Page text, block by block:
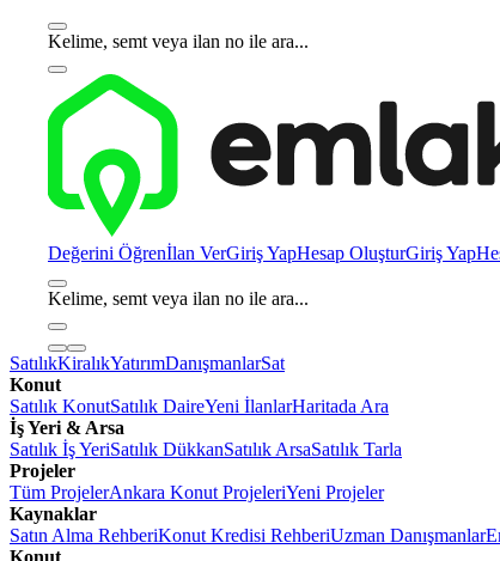
Kelime, semt veya ilan no ile ara...
Değerini Öğrenİlan VerGiriş YapHesap OluşturGiriş Yap
Kelime, semt veya ilan no ile ara...
SatılıkKiralıkYatırımDanışmanlarSat
Konut
Satılık KonutSatılık DaireYeni İlanlarHaritada Ara
İş Yeri & Arsa
Satılık İş YeriSatılık DükkanSatılık ArsaSatılık Tarla
Projeler
Tüm ProjelerAnkara Konut ProjeleriYeni Projeler
Kaynaklar
Satın Alma RehberiKonut Kredisi RehberiUzman Danışmanlar
Konut